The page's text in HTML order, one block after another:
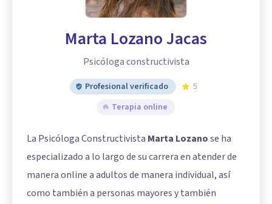
Marta Lozano Jacas
Psicóloga constructivista
Profesional verificado
5
Terapia online
La Psicóloga Constructivista Marta Lozanose ha
especializado a lo largo de su carrera en atender de
manera online a adultos de manera individual, así
como también a personas mayores y también